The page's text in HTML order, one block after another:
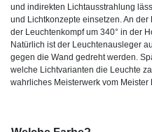
und indirekten Lichtausstrahlung
und Lichtkonzepte einsetzen. An
der Leuchtenkompf um 340° in der
Natürlich ist der Leuchtenausleger
gegen die Wand gedreht werden.
welche Lichtvarianten die Leuchte
wahrliches Meisterwerk vom